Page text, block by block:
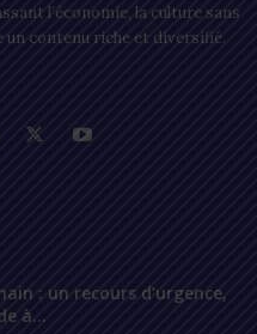
l’économie, la culture sans
contenu riche et diversifié.
: un recours d’urgence,
à...